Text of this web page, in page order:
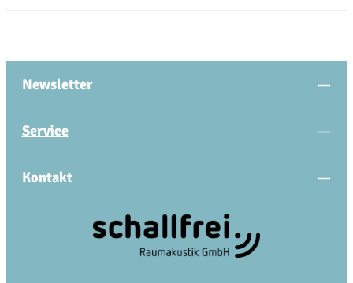
Newsletter
Service
Kontakt